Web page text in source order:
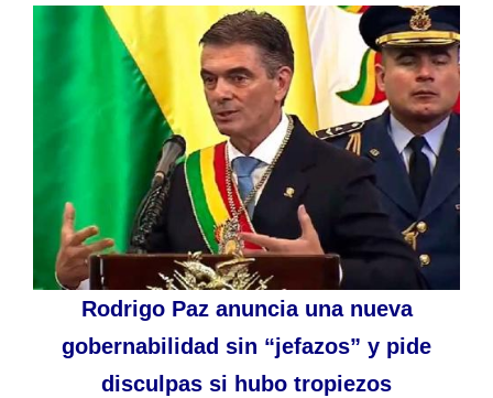
Rodrigo Paz anuncia una nueva
gobernabilidad sin “jefazos” y pide
disculpas si hubo tropiezos